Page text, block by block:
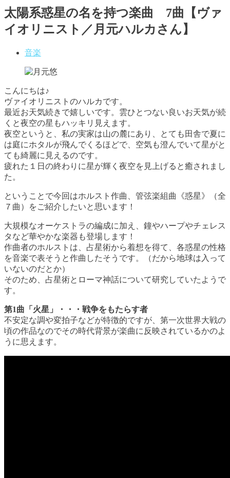
太陽系惑星の名を持つ楽曲 7曲【ヴァ
イオリニスト／月元ハルカさん】
音楽
こんにちは♪
ヴァイオリニストのハルカです。
最近お天気続きで嬉しいです。雲ひとつない良いお天気が続
くと夜空の星もハッキリ見えます。
夜空というと、私の実家は山の麓にあり、とても田舎で夏に
は庭にホタルが飛んでくるほどで、空気も澄んでいて星がと
ても綺麗に見えるのです。
疲れた１日の終わりに星が輝く夜空を見上げると癒されまし
た。
ということで今回はホルスト作曲、管弦楽組曲《惑星》（全
７曲）をご紹介したいと思います！
大規模なオーケストラの編成に加え、鐘やハープやチェレス
タなど華やかな楽器も登場します！
作曲者のホルストは、占星術から着想を得て、各惑星の性格
を音楽で表そうと作曲したそうです。（だから地球は入って
いないのだとか）
そのため、占星術とローマ神話について研究していたようで
す。
第1曲「火星」・・・戦争をもたらす者
不安定な調や変拍子などが特徴的ですが、第一次世界大戦の
頃の作品なのでその時代背景が楽曲に反映されているかのよ
うに思えます。